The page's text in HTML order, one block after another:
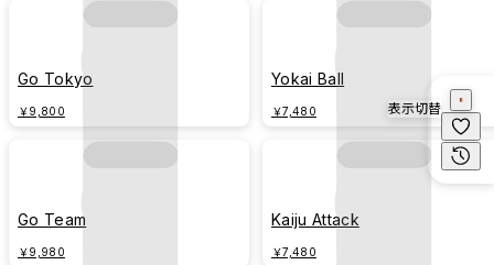
Go Tokyo
￥9,800
Yokai Ball
￥7,480
Go Team
￥9,980
Kaiju Attack
￥7,480
表示切替